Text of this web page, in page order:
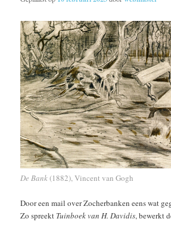
De Bank(1882), Vincent van Gogh
Door een mail over Zocherbanken eens wat
Zo spreekt Tuinboek van H. Davidis, bewerkt